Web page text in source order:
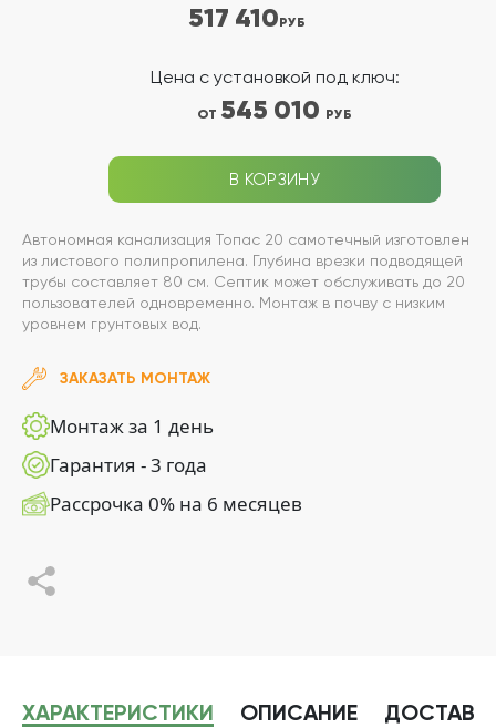
517 410РУБ
Цена с установкой под ключ:
ОТ 545 010 РУБ
В КОРЗИНУ
Автономная канализация Топас 20 самотечный изготовлен
из листового полипропилена. Глубина врезки подводящей
трубы составляет 80 см. Септик может обслуживать до 20
пользователей одновременно. Монтаж в почву с низким
уровнем грунтовых вод.
ЗАКАЗАТЬ МОНТАЖ
Монтаж за 1 день
Гарантия - 3 года
Рассрочка 0% на 6 месяцев
ХАРАКТЕРИСТИКИ ОПИСАНИЕ